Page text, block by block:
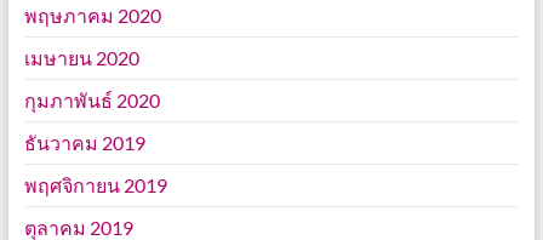
พฤษภาคม 2020
เมษายน 2020
กุมภาพันธ์ 2020
ธันวาคม 2019
พฤศจิกายน 2019
ตุลาคม 2019